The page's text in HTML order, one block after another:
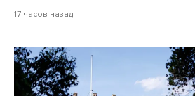
17 часов назад